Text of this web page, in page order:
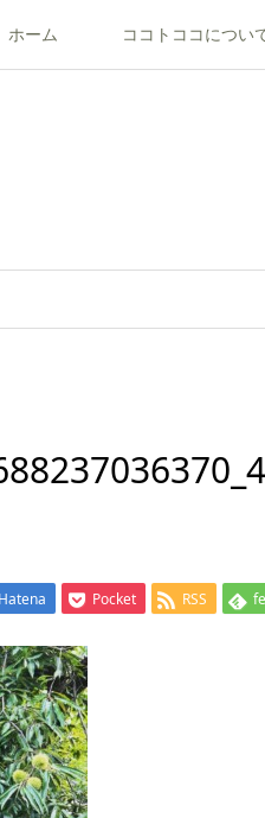
ホーム ココトココについ
Hatena Pocket RSS